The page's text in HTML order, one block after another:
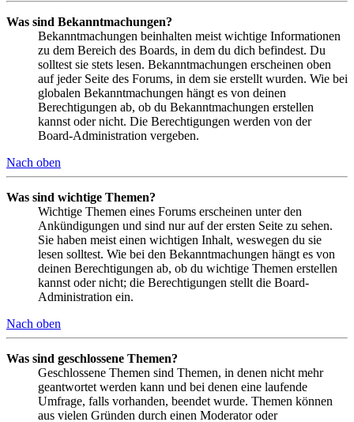
Was sind Bekanntmachungen?
Bekanntmachungen beinhalten meist wichtige Informationen
zu dem Bereich des Boards, in dem du dich befindest. Du
solltest sie stets lesen. Bekanntmachungen erscheinen oben
auf jeder Seite des Forums, in dem sie erstellt wurden. Wie bei
globalen Bekanntmachungen hängt es von deinen
Berechtigungen ab, ob du Bekanntmachungen erstellen
kannst oder nicht. Die Berechtigungen werden von der
Board-Administration vergeben.
Nach oben
Was sind wichtige Themen?
Wichtige Themen eines Forums erscheinen unter den
Ankündigungen und sind nur auf der ersten Seite zu sehen.
Sie haben meist einen wichtigen Inhalt, weswegen du sie
lesen solltest. Wie bei den Bekanntmachungen hängt es von
deinen Berechtigungen ab, ob du wichtige Themen erstellen
kannst oder nicht; die Berechtigungen stellt die Board-
Administration ein.
Nach oben
Was sind geschlossene Themen?
Geschlossene Themen sind Themen, in denen nicht mehr
geantwortet werden kann und bei denen eine laufende
Umfrage, falls vorhanden, beendet wurde. Themen können
aus vielen Gründen durch einen Moderator oder